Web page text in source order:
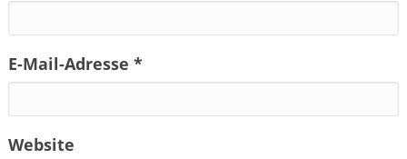
E-Mail-Adresse *
Website